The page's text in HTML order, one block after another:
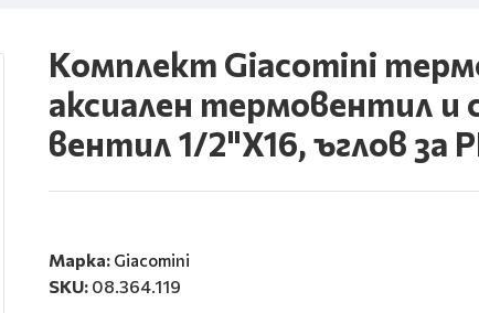
Комплект Giacomini
аксиален термовентил и
вентил 1/2"X16, ъглов за
Марка: Giacomini
SKU: 08.364.119